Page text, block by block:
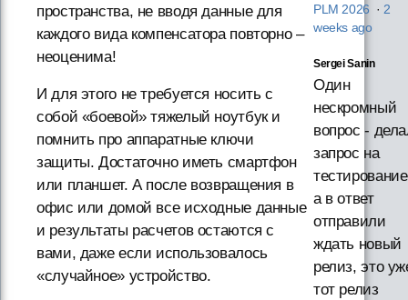
пространства, не вводя данные для
каждого вида компенсатора повторно –
неоценима!
И для этого не требуется носить с
собой «боевой» тяжелый ноутбук и
помнить про аппаратные ключи
защиты. Достаточно иметь смартфон
или планшет. А после возвращения в
офис или домой все исходные данные
и результаты расчетов остаются с
вами, даже если использовалось
«случайное» устройство.
PLM 2026 ·2
weeks ago
Sergei Sanin
Один
нескромный
вопрос -
запрос на
а в ответ
отправили
ждать новый
релиз, это
тот релиз